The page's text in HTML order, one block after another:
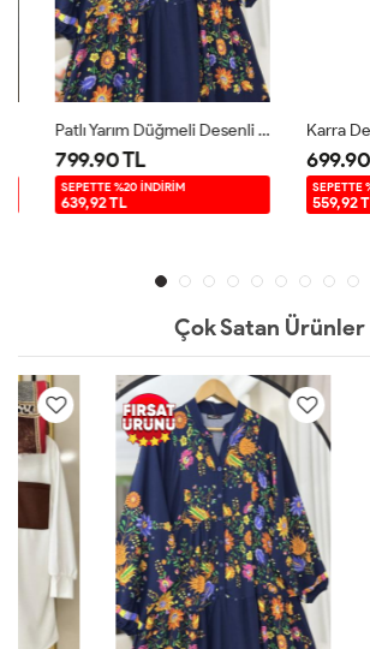
Patlı Yarım Düğmeli Desenli Elbise Lacivert UMS50261
799.90 TL
SEPETTE %20 İNDİRİM
639,92 TL
699.90
SEPETTE
559,92 TL
Çok Satan Ürünler